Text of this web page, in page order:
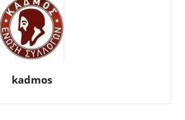
kadmos